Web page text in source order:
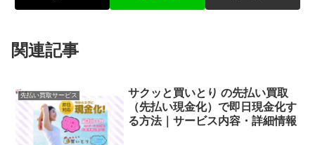
関連記事
先払い買取サービス
サクッと買いとり の先払い買取
（先払い現金化）で即日現金化す
る方法｜サービス内容・詳細情報